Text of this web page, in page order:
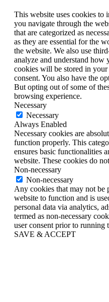
This website uses cookies to
you navigate through the
that are categorized as
as they are essential for the
the website. We also use
analyze and understand how
cookies will be stored in
consent. You also have the
But opting out of some of
browsing experience.
Necessary
Necessary
Always Enabled
Necessary cookies are
function properly. This
ensures basic functionalities
website. These cookies do
Non-necessary
Non-necessary
Any cookies that may not be
website to function and is
personal data via analytics,
termed as non-necessary
user consent prior to running
SAVE & ACCEPT